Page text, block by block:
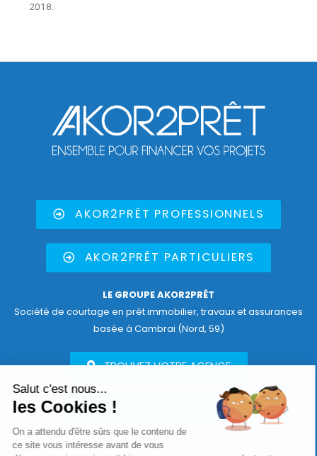
2018.
AKOR2PRÊT PROFESSIONNELS
AKOR2PRÊT PARTICULIERS
LE GROUPE AKOR2PRÊT
Société de courtage en prêt immobilier, travaux et assurances
basée à Cambrai (Nord, 59)
TROUVEZ VOTRE AGENCE
APPELEZ AKOR2PRÊT
ASSURE&MOI –Partenaire spécialisé en assurances
Salut c'est nous...
les Cookies !
On a attendu d'être sûrs que le contenu de
ce site vous intéresse avant de vous